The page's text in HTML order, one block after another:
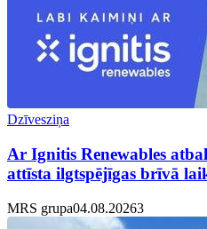
Dzīvesziņa
Ar Ignitis Renewables
attīsta ilgtspējīgas brīvā
MRS grupa04.08.20263